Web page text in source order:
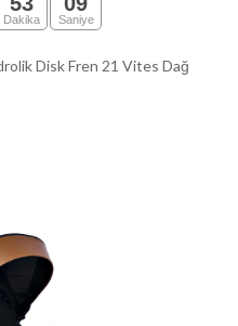
Dakika Saniye
Disk Fren 21 Vites Dağ